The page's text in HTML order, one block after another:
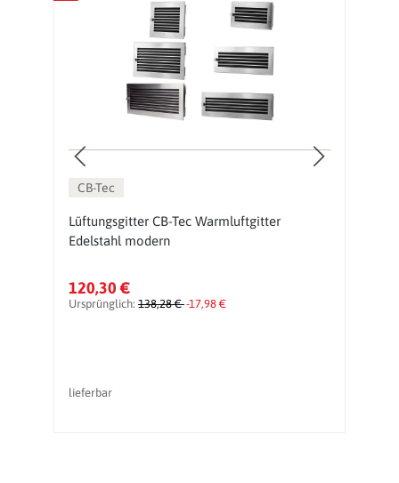
CB-Tec
Lüftungsgitter CB-Tec Warmluftgitter
Edelstahl modern
120,30 €
Ursprünglich: 138,28 €-17,98 €
lieferbar